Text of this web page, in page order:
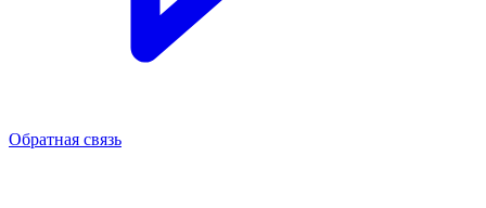
Обратная связь